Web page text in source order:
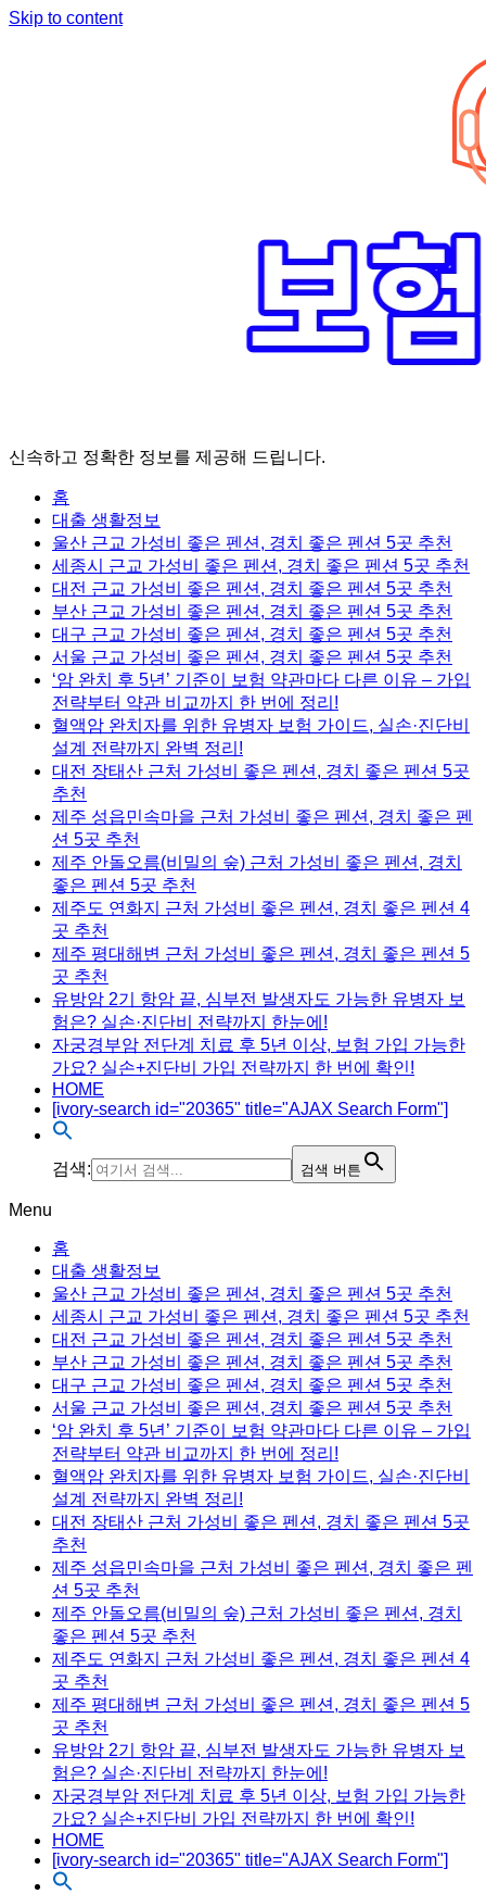
Skip to content
신속하고 정확한 정보를 제공해 드립니다.
홈
대출 생활정보
울산 근교 가성비 좋은 펜션, 경치 좋은 펜션 5곳 추천
세종시 근교 가성비 좋은 펜션, 경치 좋은 펜션 5곳 추천
대전 근교 가성비 좋은 펜션, 경치 좋은 펜션 5곳 추천
부산 근교 가성비 좋은 펜션, 경치 좋은 펜션 5곳 추천
대구 근교 가성비 좋은 펜션, 경치 좋은 펜션 5곳 추천
서울 근교 가성비 좋은 펜션, 경치 좋은 펜션 5곳 추천
‘암 완치 후 5년’ 기준이 보험 약관마다 다른 이유 – 가입
전략부터 약관 비교까지 한 번에 정리!
혈액암 완치자를 위한 유병자 보험 가이드, 실손·진단비
설계 전략까지 완벽 정리!
대전 장태산 근처 가성비 좋은 펜션, 경치 좋은 펜션 5곳
추천
제주 성읍민속마을 근처 가성비 좋은 펜션, 경치 좋은 펜
션 5곳 추천
제주 안돌오름(비밀의 숲) 근처 가성비 좋은 펜션, 경치
좋은 펜션 5곳 추천
제주도 연화지 근처 가성비 좋은 펜션, 경치 좋은 펜션 4
곳 추천
제주 평대해변 근처 가성비 좋은 펜션, 경치 좋은 펜션 5
곳 추천
유방암 2기 항암 끝, 심부전 발생자도 가능한 유병자 보
험은? 실손·진단비 전략까지 한눈에!
자궁경부암 전단계 치료 후 5년 이상, 보험 가입 가능한
가요? 실손+진단비 가입 전략까지 한 번에 확인!
HOME
[ivory-search id="20365" title="AJAX Search Form"]
검색: 검색 버튼
Menu
홈
대출 생활정보
울산 근교 가성비 좋은 펜션, 경치 좋은 펜션 5곳 추천
세종시 근교 가성비 좋은 펜션, 경치 좋은 펜션 5곳 추천
대전 근교 가성비 좋은 펜션, 경치 좋은 펜션 5곳 추천
부산 근교 가성비 좋은 펜션, 경치 좋은 펜션 5곳 추천
대구 근교 가성비 좋은 펜션, 경치 좋은 펜션 5곳 추천
서울 근교 가성비 좋은 펜션, 경치 좋은 펜션 5곳 추천
‘암 완치 후 5년’ 기준이 보험 약관마다 다른 이유 – 가입
전략부터 약관 비교까지 한 번에 정리!
혈액암 완치자를 위한 유병자 보험 가이드, 실손·진단비
설계 전략까지 완벽 정리!
대전 장태산 근처 가성비 좋은 펜션, 경치 좋은 펜션 5곳
추천
제주 성읍민속마을 근처 가성비 좋은 펜션, 경치 좋은 펜
션 5곳 추천
제주 안돌오름(비밀의 숲) 근처 가성비 좋은 펜션, 경치
좋은 펜션 5곳 추천
제주도 연화지 근처 가성비 좋은 펜션, 경치 좋은 펜션 4
곳 추천
제주 평대해변 근처 가성비 좋은 펜션, 경치 좋은 펜션 5
곳 추천
유방암 2기 항암 끝, 심부전 발생자도 가능한 유병자 보
험은? 실손·진단비 전략까지 한눈에!
자궁경부암 전단계 치료 후 5년 이상, 보험 가입 가능한
가요? 실손+진단비 가입 전략까지 한 번에 확인!
HOME
[ivory-search id="20365" title="AJAX Search Form"]